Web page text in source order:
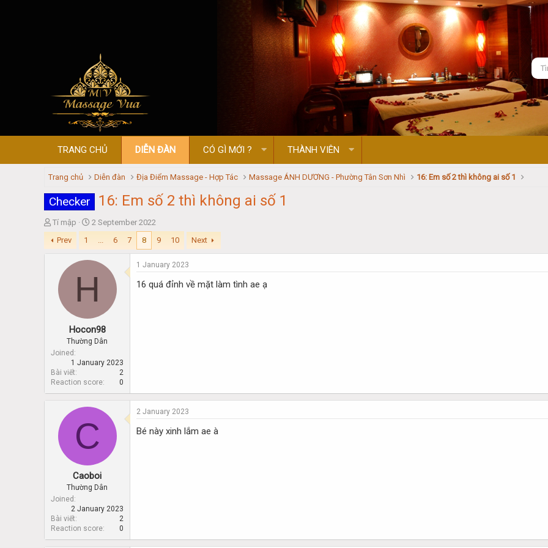
TRANG CHỦ DIỄN ĐÀN CÓ GÌ MỚI ? THÀNH VIÊN
Trang chủ Diễn đàn Địa Điểm Massage - Hợp Tác Massage ÁNH DƯƠNG - Phường Tân Sơn Nhì 16: Em số 2 thì không ai số 1
Checker 16: Em số 2 thì không ai số 1
T
h
r
r
Tí mập
S
t
d
a
2 September 2022
Prev
1 ... 6 7 8 9 10 Next
H
Hocon98
Thường Dân
Joined
1 January 2023
Bài viết
2
Reaction score
0
1 January 2023
16 quá đỉnh về mặt làm tình ae ạ
C
Caoboi
Thường Dân
Joined
2 January 2023
Bài viết
2
Reaction score
0
2 January 2023
Bé này xinh lắm ae à